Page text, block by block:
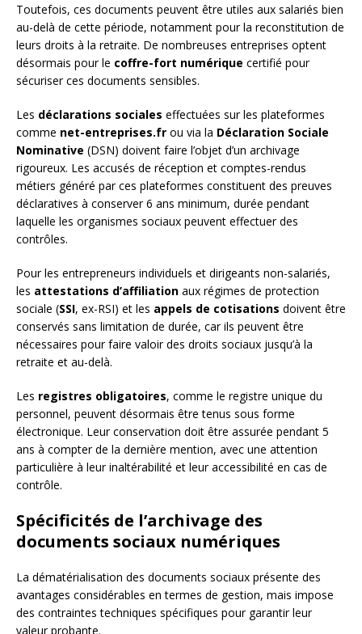
Toutefois, ces documents peuvent être utiles aux salariés bien
au-delà de cette période, notamment pour la reconstitution de
leurs droits à la retraite. De nombreuses entreprises optent
désormais pour le coffre-fort numérique certifié pour
sécuriser ces documents sensibles.
Les déclarations sociales effectuées sur les plateformes
comme net-entreprises.fr ou via la Déclaration Sociale
Nominative (DSN) doivent faire l’objet d’un archivage
rigoureux. Les accusés de réception et comptes-rendus
métiers généré par ces plateformes constituent des preuves
déclaratives à conserver 6 ans minimum, durée pendant
laquelle les organismes sociaux peuvent effectuer des
contrôles.
Pour les entrepreneurs individuels et dirigeants non-salariés,
les attestations d’affiliation aux régimes de protection
sociale (SSI, ex-RSI) et les appels de cotisations doivent être
conservés sans limitation de durée, car ils peuvent être
nécessaires pour faire valoir des droits sociaux jusqu’à la
retraite et au-delà.
Les registres obligatoires, comme le registre unique du
personnel, peuvent désormais être tenus sous forme
électronique. Leur conservation doit être assurée pendant 5
ans à compter de la dernière mention, avec une attention
particulière à leur inaltérabilité et leur accessibilité en cas de
contrôle.
Spécificités de l’archivage des
documents sociaux numériques
La dématérialisation des documents sociaux présente des
avantages considérables en termes de gestion, mais impose
des contraintes techniques spécifiques pour garantir leur
valeur probante.